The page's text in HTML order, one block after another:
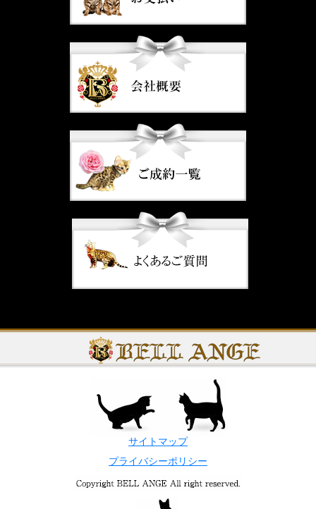
サイトマップ
プライバシーポリシー